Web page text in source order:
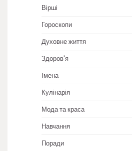
Вірші
Гороскопи
Духовне життя
Здоров'я
Імена
Кулінарія
Мода та краса
Навчання
Поради